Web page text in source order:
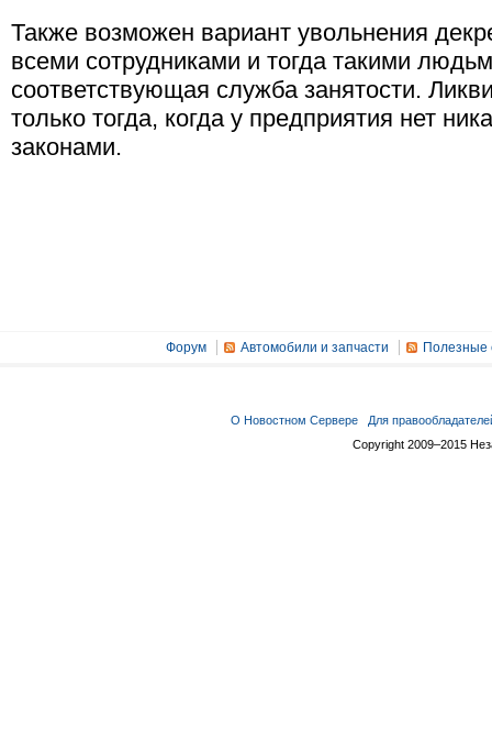
Также возможен вариант увольнения
всеми сотрудниками и тогда такими
соответствующая служба занятости.
только тогда, когда у предприятия нет
законами.
Форум Автомобили и запчасти Полезные
О Новостном Сервере
Для
Copyright 2009–2015